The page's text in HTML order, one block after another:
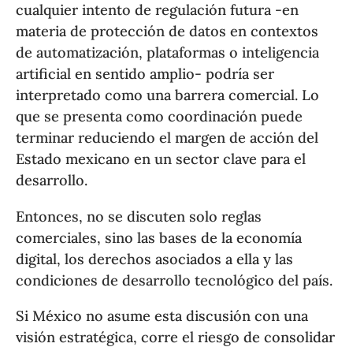
cualquier intento de regulación futura -en
materia de protección de datos en contextos
de automatización, plataformas o inteligencia
artificial en sentido amplio- podría ser
interpretado como una barrera comercial. Lo
que se presenta como coordinación puede
terminar reduciendo el margen de acción del
Estado mexicano en un sector clave para el
desarrollo.
Entonces, no se discuten solo reglas
comerciales, sino las bases de la economía
digital, los derechos asociados a ella y las
condiciones de desarrollo tecnológico del país.
Si México no asume esta discusión con una
visión estratégica, corre el riesgo de consolidar